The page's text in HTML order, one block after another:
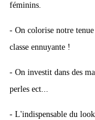
féminins.
- On colorise notre
classe ennuyante !
- On investit dans des
perles ect...
- L'indispensable du